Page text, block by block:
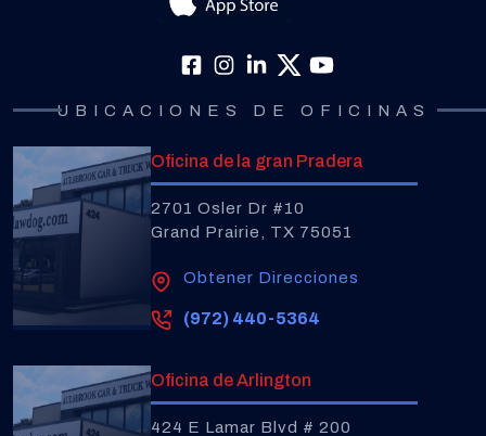
UBICACIONES DE OFICINAS
Oficina de la gran Pradera
2701 Osler Dr #10
Grand Prairie, TX 75051
Obtener Direcciones
(972) 440-5364
Oficina de Arlington
424 E Lamar Blvd # 200